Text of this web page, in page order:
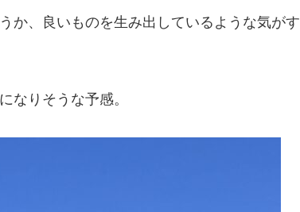
か、良いものを生み出しているような気がす
なりそうな予感。